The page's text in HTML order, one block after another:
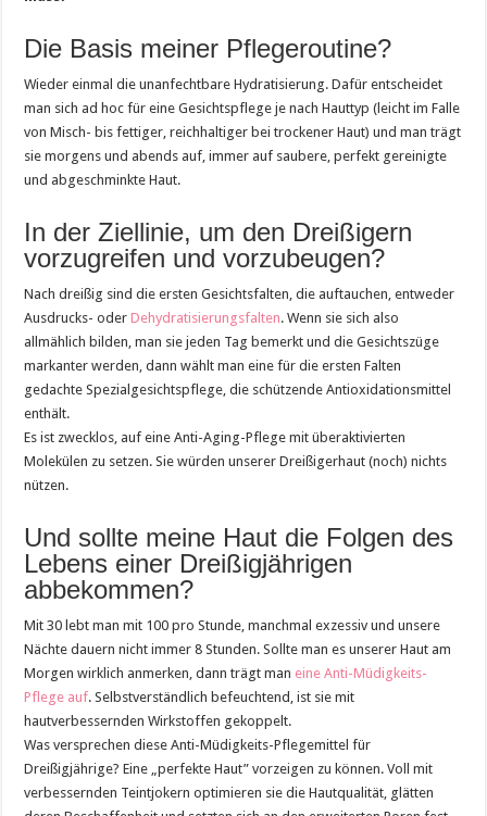
Die Basis meiner Pflegeroutine?
Wieder einmal die unanfechtbare Hydratisierung. Dafür entscheidet
man sich ad hoc für eine Gesichtspflege je nach Hauttyp (leicht im Falle
von Misch- bis fettiger, reichhaltiger bei trockener Haut) und man trägt
sie morgens und abends auf, immer auf saubere, perfekt gereinigte
und abgeschminkte Haut.
In der Ziellinie, um den Dreißigern
vorzugreifen und vorzubeugen?
Nach dreißig sind die ersten Gesichtsfalten, die auftauchen, entweder
Ausdrucks- oderDehydratisierungsfalten. Wenn sie sich also
allmählich bilden, man sie jeden Tag bemerkt und die Gesichtszüge
markanter werden, dann wählt man eine für die ersten Falten
gedachte Spezialgesichtspflege, die schützende Antioxidationsmittel
enthält.
Es ist zwecklos, auf eine Anti-Aging-Pflege mit überaktivierten
Molekülen zu setzen. Sie würden unserer Dreißigerhaut (noch) nichts
nützen.
Und sollte meine Haut die Folgen des
Lebens einer Dreißigjährigen
abbekommen?
Mit 30 lebt man mit 100 pro Stunde, manchmal exzessiv und unsere
Nächte dauern nicht immer 8 Stunden. Sollte man es unserer Haut am
Morgen wirklich anmerken, dann trägt man eine Anti-Müdigkeits-
Pflege auf. Selbstverständlich befeuchtend, ist sie mit
hautverbessernden Wirkstoffen gekoppelt.
Was versprechen diese Anti-Müdigkeits-Pflegemittel für
Dreißigjährige? Eine „perfekte Haut” vorzeigen zu können. Voll mit
verbessernden Teintjokern optimieren sie die Hautqualität, glätten